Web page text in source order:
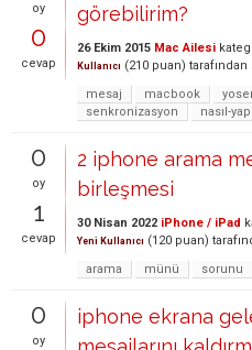
oy
0
cevap
görebilirim?
26 Ekim 2015 Mac Ailesi
Kullanıcı (210 puan) tarafından
mesaj
macbook
senkronizasyon
nasıl-
0
oy
1
cevap
2 iphone arama
birleşmesi
30 Nisan 2022 iPhone / iPad
Yeni Kullanıcı (120 puan)
arama
münü sorunu
0
oy
iphone ekrana